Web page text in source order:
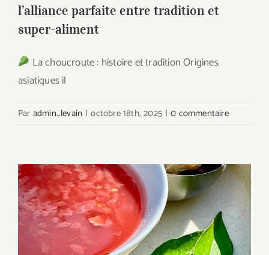
l’alliance parfaite entre tradition et
super-aliment
La choucroute : histoire et tradition Origines
asiatiques il
Par admin_levain | octobre 18th, 2025 | 0 commentaire
Le Gaspacho fermenté au Levain
Mylevain : source de fraicheur
nutritionnelle pour l’Été !